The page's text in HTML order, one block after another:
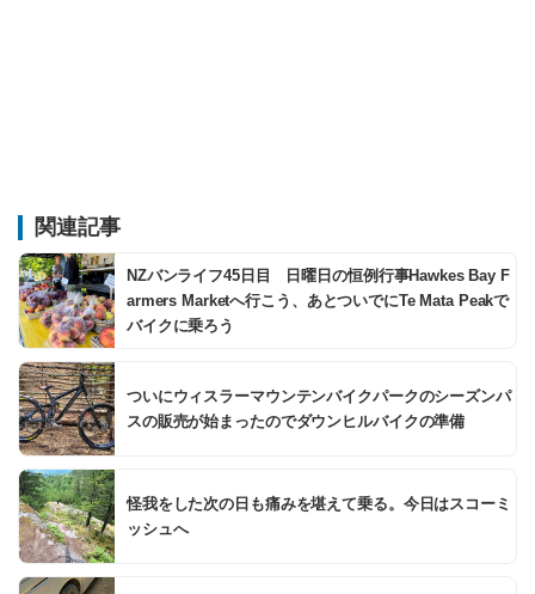
関連記事
NZバンライフ45日目 日曜日の恒例行事Hawkes Bay F
armers Marketへ行こう、あとついでにTe Mata Peakで
バイクに乗ろう
ついにウィスラーマウンテンバイクパークのシーズンパ
スの販売が始まったのでダウンヒルバイクの準備
怪我をした次の日も痛みを堪えて乗る。今日はスコーミ
ッシュへ